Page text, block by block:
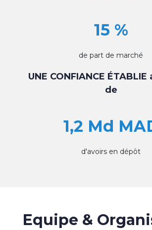
15 %
de part de marché
UNE CONFIANCE
de
1,2 Md
d'avoirs en dépôt
Equipe &